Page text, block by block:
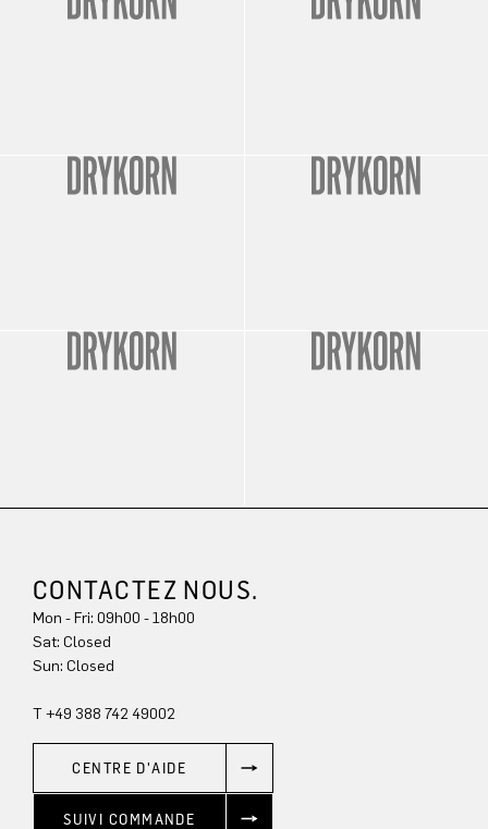
CONTACTEZ NOUS.
Mon - Fri: 09h00 - 18h00
Sat: Closed
Sun: Closed
T +49 388 742 49002
CENTRE D'AIDE
SUIVI COMMANDE